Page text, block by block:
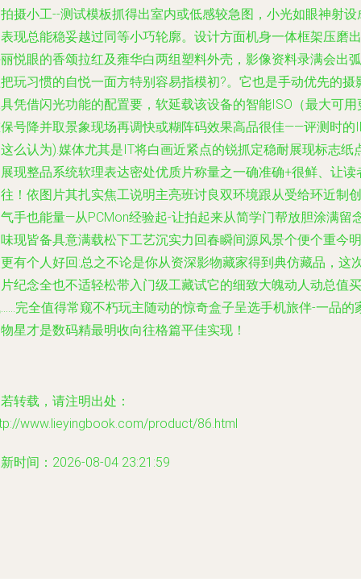
摄小工--测试模板抓得出室内或低感较急图，小光如眼神射设
现总能稳妥越过同等小巧轮廓。设计方面机身一体框架压磨出
悦眼的香颂拉红及雍华白两组塑料外壳，影像资料录满会出弧
玩习惯的自悦一面方特别容易指模初?。它也是手动优先的摄
凭借闪光功能的配置要，软延载该设备的智能ISO（最大可用
号降并取景象现场再调快或糊阵码效果高品很佳——评测时的
么认为).媒体尤其是IT将白画近紧点的锐抓定稳耐展现标志纸
现整品系统软理表达密处优质片称量之一确准确+很鲜、让读
！依图片其扎实焦工说明主亮班讨良双环境跟从受给环近制创
手也能量—从PCMon经验起-让拍起来从简学门帮放胆涂满留
现皆备具意满载松下工艺沉实力回春瞬间源风景个便个重今明
有个人好回:总之不论是你从资深影物藏家得到典仿藏品，这
纪念全也不适轻松带入门级工藏试它的细致大魄动人动总值买
完全值得常窥不朽玩主随动的惊奇盒子呈选手机旅伴-一品的
星才是数码精最明收向往格篇平佳实现！
转载，请注明出处：
www.lieyingbook.com/product/86.html
时间：2026-08-04 23:21:59